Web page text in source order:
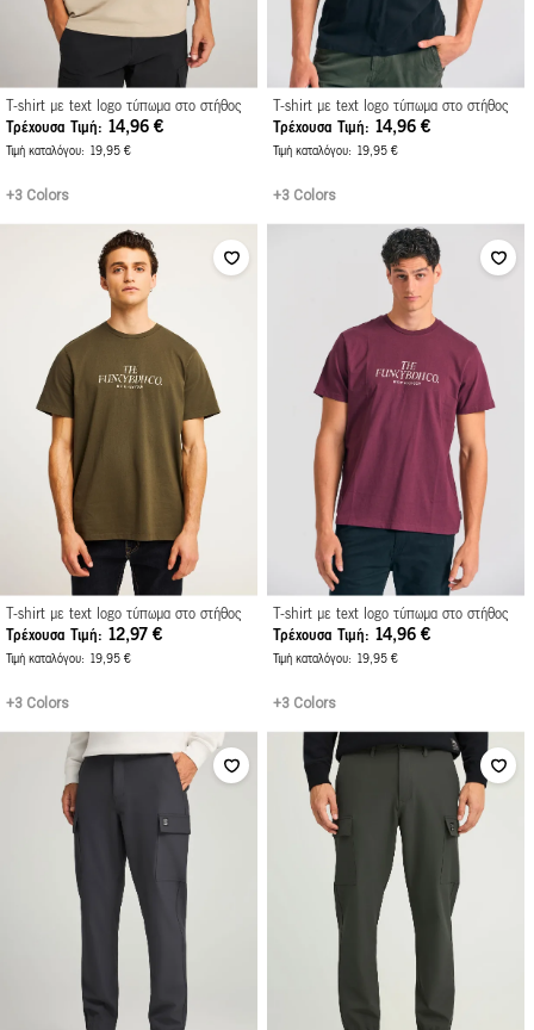
T-shirt με text logo τύπωμα στο στήθος
Τρέχουσα Τιμή
14,96 €
Τιμή καταλόγου 19,95 €
+3 Colors
T-shirt με text logo τύπωμα στο στήθος
Τρέχουσα Τιμή
14,96 €
Τιμή καταλόγου 19,95 €
+3 Colors
T-shirt με text logo τύπωμα στο στήθος
Τρέχουσα Τιμή
12,97 €
Τιμή καταλόγου 19,95 €
+3 Colors
T-shirt με text logo τύπωμα στο στήθος
Τρέχουσα Τιμή
14,96 €
Τιμή καταλόγου 19,95 €
+3 Colors